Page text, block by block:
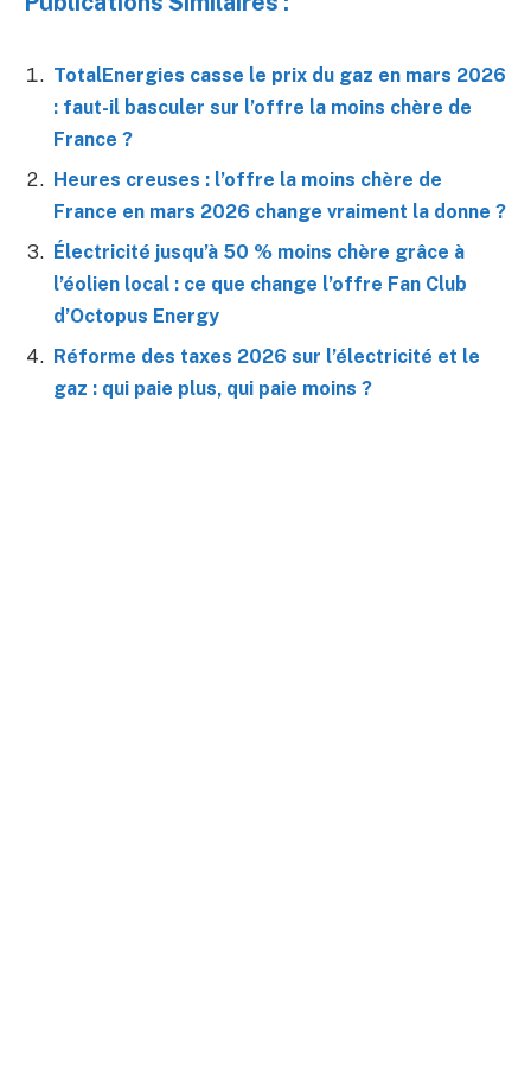
TotalEnergies casse le prix du gaz en mars 2026
: faut-il basculer sur l’offre la moins chère de
France ?
Heures creuses : l’offre la moins chère de
France en mars 2026 change vraiment la donne ?
Électricité jusqu’à 50 % moins chère grâce à
l’éolien local : ce que change l’offre Fan Club
d’Octopus Energy
Réforme des taxes 2026 sur l’électricité et le
gaz : qui paie plus, qui paie moins ?